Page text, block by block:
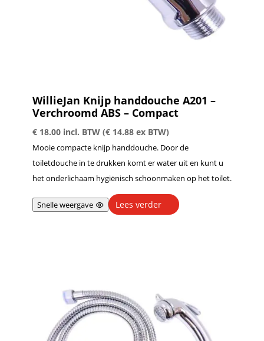
WillieJan Knijp handdouche A201 –
Verchroomd ABS – Compact
€18.00 incl. BTW (€14.88ex BTW)
Mooie compacte knijp handdouche. Door de
toiletdouche in te drukken komt er water uit en kunt u
het onderlichaam hygiënisch schoonmaken op het toilet.
Snelle weergave Lees verder